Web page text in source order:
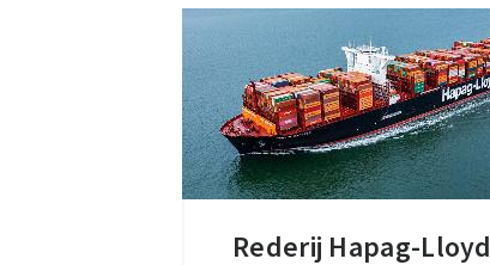
Rederij Hapag-Lloyd
Rederij